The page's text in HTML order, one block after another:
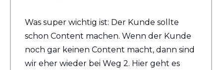
Was super wichtig ist: Der Kunde sollte
schon Content machen. Wenn der Kunde
noch gar keinen Content macht, dann sind
wir eher wieder bei Weg 2. Hier geht es